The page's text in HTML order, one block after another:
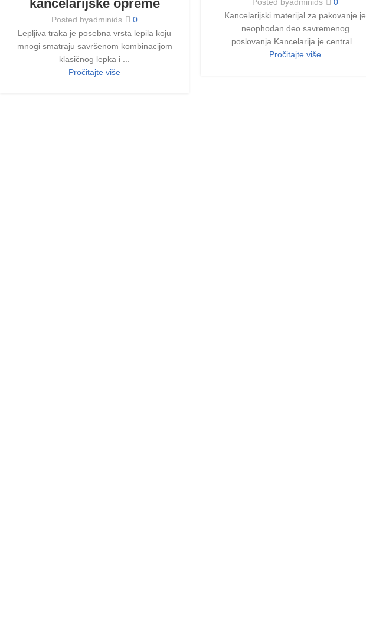
kancelarijske opreme
Posted byadminids
0
Lepljiva traka je posebna vrsta lepila koju
mnogi smatraju savršenom kombinacijom
klasičnog lepka i ...
Pročitajte više
Posted byadminids
0
Kancelarijski materijal za pakovanje je
neophodan deo savremenog
poslovanja.Kancelarija je central...
Pročitajte više